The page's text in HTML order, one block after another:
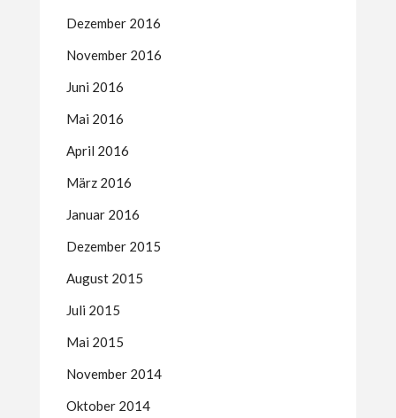
Dezember 2016
November 2016
Juni 2016
Mai 2016
April 2016
März 2016
Januar 2016
Dezember 2015
August 2015
Juli 2015
Mai 2015
November 2014
Oktober 2014